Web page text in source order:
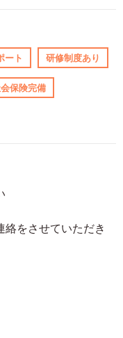
ート 研修制度あり
保険完備
絡をさせていただき